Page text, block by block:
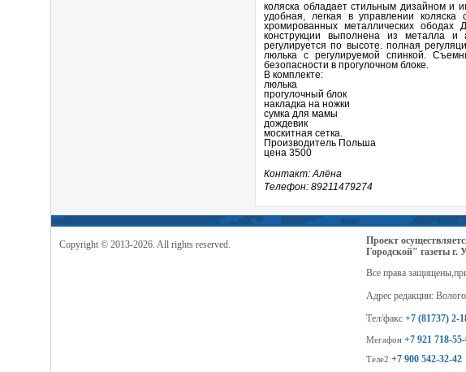
коляска обладает стильным дизайном и
удобная, легкая в управлении
хромированных металлических
конструкции выполнена из металла и
регулируется по высоте. полная
люлька с регулируемой спинкой.
безопасности в прогулочном блоке.
В комплекте:
люлька
прогулочный блок
накладка на ножки
сумка для мамы
дождевик
москитная сетка.
Производитель Польша
цена 3500
Контакт: Алёна
Телефон: 89211479274
Copyright © 2013-2026. All rights reserved.
Проект
Городской" газеты г.
Все права
Адрес редакции:
Тел/факс +7 (81737) 2-
Мегафон +7 921 718-
Теле2 +7 900 542-32-42